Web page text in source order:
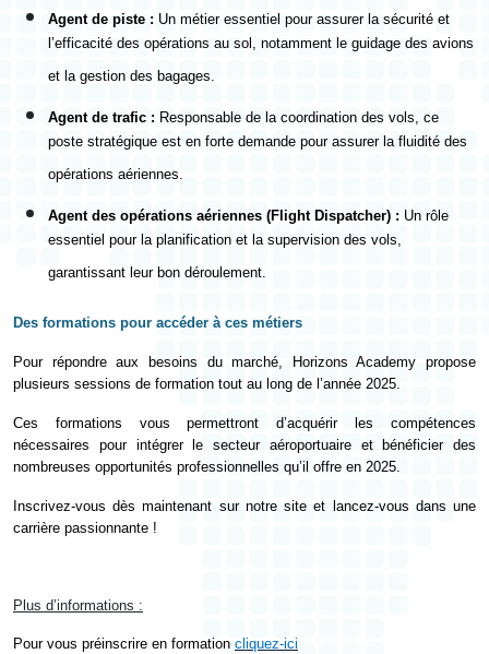
Agent de piste : Un métier essentiel pour assurer la sécurité et
l’efficacité des opérations au sol, notamment le guidage des avions
et la gestion des bagages.
Agent de trafic : Responsable de la coordination des vols, ce
poste stratégique est en forte demande pour assurer la fluidité des
opérations aériennes.
Agent des opérations aériennes (Flight Dispatcher) : Un rôle
essentiel pour la planification et la supervision des vols,
garantissant leur bon déroulement.
Des formations pour accéder à ces métiers
Pour répondre aux besoins du marché, Horizons Academy propose
plusieurs sessions de formation tout au long de l’année 2025.
Ces formations vous permettront d’acquérir les compétences
nécessaires pour intégrer le secteur aéroportuaire et bénéficier des
nombreuses opportunités professionnelles qu’il offre en 2025.
Inscrivez-vous dès maintenant sur notre site et lancez-vous dans une
carrière passionnante !
Plus d’informations :
Pour vous préinscrire en formation cliquez-ici